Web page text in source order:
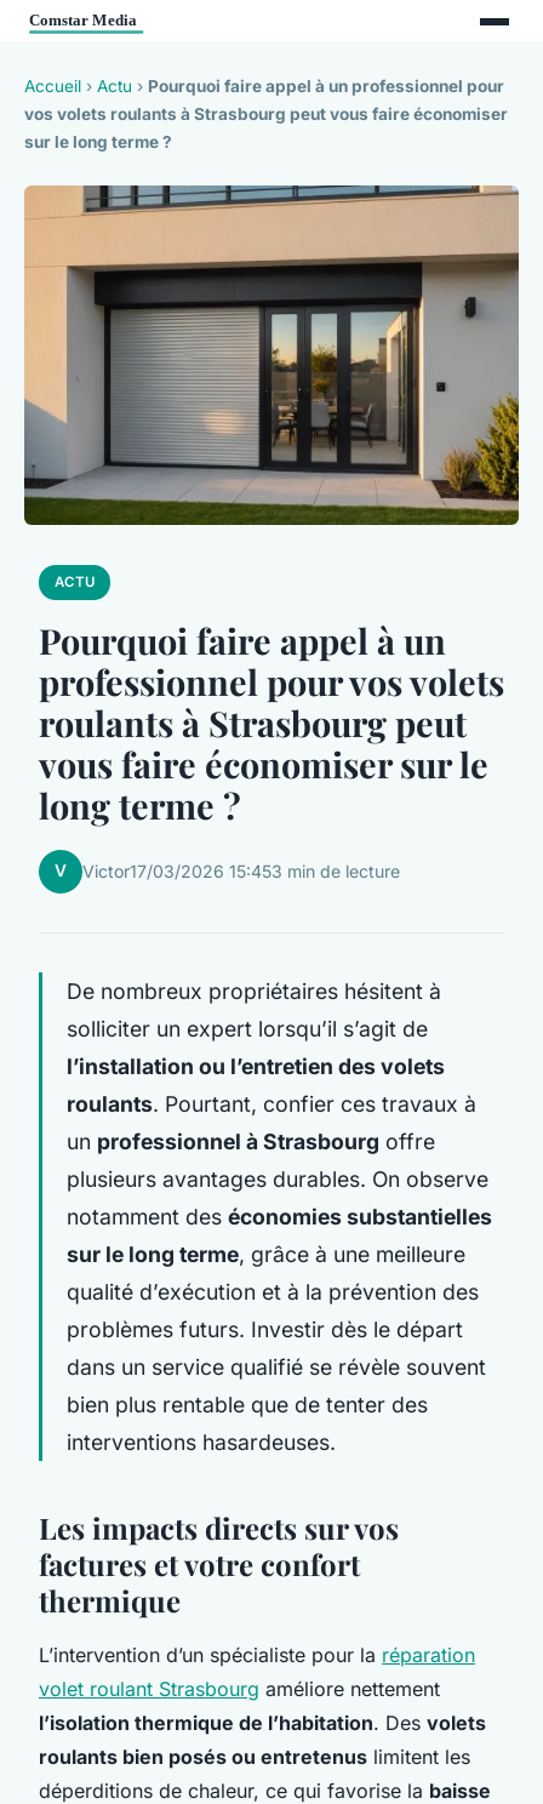
Accueil › Actu › Pourquoi faire appel à un professionnel pour
vos volets roulants à Strasbourg peut vous faire économiser
sur le long terme ?
ACTU
Pourquoi faire appel à un
professionnel pour vos volets
roulants à Strasbourg peut
vous faire économiser sur le
long terme ?
V Victor17/03/2026 15:453 min de lecture
De nombreux propriétaires hésitent à
solliciter un expert lorsqu’il s’agit de
l’installation ou l’entretien des volets
roulants. Pourtant, confier ces travaux à
un professionnel à Strasbourg offre
plusieurs avantages durables. On observe
notamment des économies substantielles
sur le long terme, grâce à une meilleure
qualité d’exécution et à la prévention des
problèmes futurs. Investir dès le départ
dans un service qualifié se révèle souvent
bien plus rentable que de tenter des
interventions hasardeuses.
Les impacts directs sur vos
factures et votre confort
thermique
L’intervention d’un spécialiste pour la réparation
volet roulant Strasbourg améliore nettement
l’isolation thermique de l’habitation. Des volets
roulants bien posés ou entretenus limitent les
déperditions de chaleur, ce qui favorise la baisse